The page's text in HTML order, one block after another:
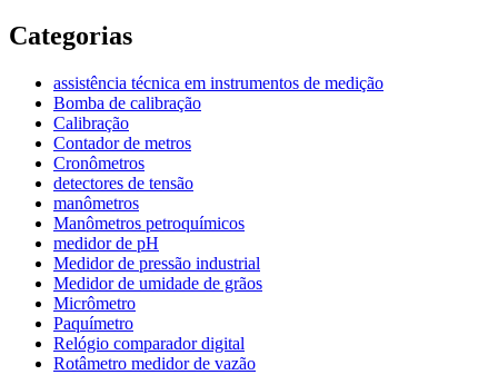
Categorias
assistência técnica em instrumentos de medição
Bomba de calibração
Calibração
Contador de metros
Cronômetros
detectores de tensão
manômetros
Manômetros petroquímicos
medidor de pH
Medidor de pressão industrial
Medidor de umidade de grãos
Micrômetro
Paquímetro
Relógio comparador digital
Rotâmetro medidor de vazão